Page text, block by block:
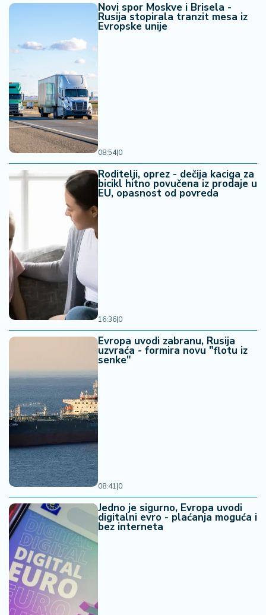
Novi spor Moskve i Brisela -
Rusija stopirala tranzit mesa iz
Evropske unije
08:54|0
Roditelji, oprez - dečija kaciga za
bicikl hitno povučena iz prodaje u
EU, opasnost od povreda
16:36|0
Evropa uvodi zabranu, Rusija
uzvraća - formira novu "flotu iz
senke"
08:41|0
Jedno je sigurno, Evropa uvodi
digitalni evro - plaćanja moguća i
bez interneta